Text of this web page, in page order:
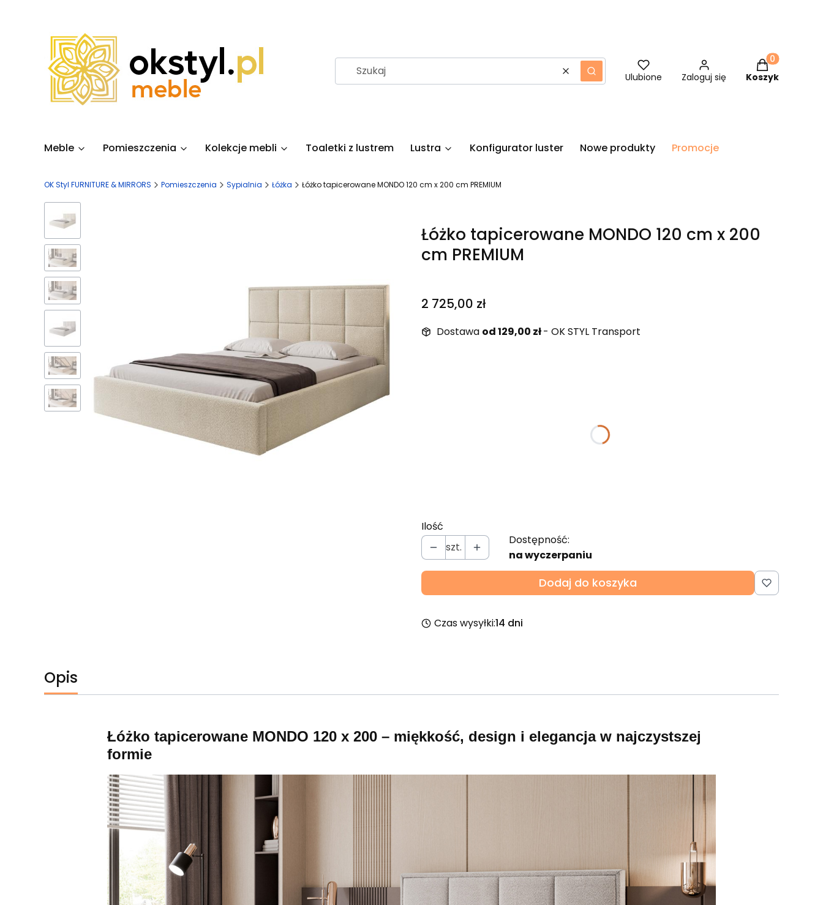
WyczyśćSzukaj Ulubione Zaloguj się
Produkty w
Koszyk
Meble Pomieszczenia Kolekcje mebli Toaletki z lustrem Lustra Konfigurator luster Nowe produkty Promocje
OK Styl FURNITURE & MIRRORS Pomieszczenia Sypialnia Łóżka Łóżko tapicerowane MONDO 120 cm x 200 cm PREMIUM
Łóżko tapicerowane MONDO 120 cm x 200
cm PREMIUM
Cena
2 725,00 zł
Dostawa od 129,00 zł- OK STYL Transport
Ilość
szt.
Dostępność:
na wyczerpaniu
Dodaj do koszyka
Czas wysyłki:14 dni
Opis
Łóżko tapicerowane MONDO 120 x 200 – miękkość, design i elegancja w najczystszej
formie